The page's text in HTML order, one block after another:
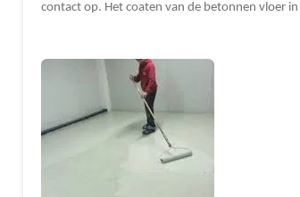
contact op. Het coaten van de betonnen vloer